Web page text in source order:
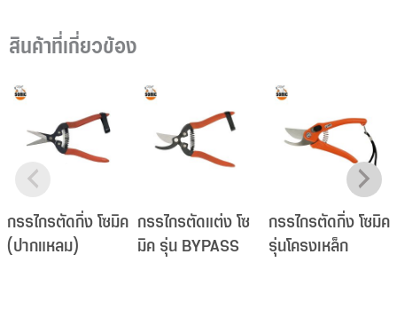
สินค้าที่เกี่ยวข้อง
กรรไกรตัดกิ่ง โซมิค
(ปากแหลม)
กรรไกรตัดแต่ง โซ
มิค รุ่น BYPASS
กรรไกรตัดกิ่ง โซมิค
รุ่นโครงเหล็ก